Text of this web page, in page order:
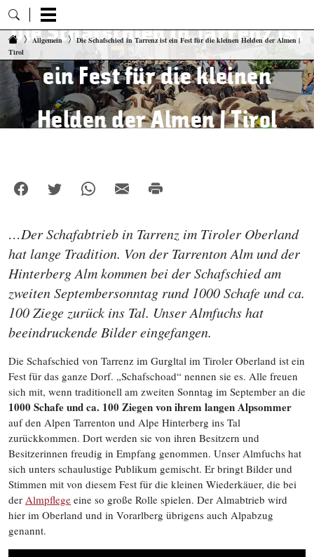
Zum Inhalt springen
Allgemein
Die Schafschied in Tarrenz ist ein Fest für die kleinen Helden der Almen |
Tirol
Die Schafschied in Tarrenz ist
ein Fest für die kleinen
Helden der Almen | Tirol
…Der Schafabtrieb in Tarrenz im Tiroler Oberland
hat lange Tradition. Von der Tarrenton Alm und der
Hinterberg Alm kommen bei der Schafschied am
zweiten Septembersonntag rund 1000 Schafe und ca.
100 Ziege zurück ins Tal. Unser Almfuchs hat
beeindruckende Bilder eingefangen.
Die Schafschied von Tarrenz im Gurgltal im Tiroler Oberland ist ein
Fest für das ganze Dorf. „Schafschoad“ nennen sie es. Alle freuen
sich mit, wenn traditionell am zweiten Sonntag im September an die
1000 Schafe und ca. 100 Ziegen von ihrem langen Alpsommer
auf den Alpen Tarrenton und Alpe Hinterberg ins Tal
zurückkommen. Dort werden sie von ihren Besitzern und
Besitzerinnen freudig in Empfang genommen. Unser Almfuchs hat
sich unters schaulustige Publikum gemischt. Er bringt Bilder und
Stimmen mit von diesem Fest für die kleinen Wiederkäuer, die bei
der Almpflege eine so große Rolle spielen. Der Almabtrieb wird
hier im Oberland und in Vorarlberg übrigens auch Alpabzug
genannt.